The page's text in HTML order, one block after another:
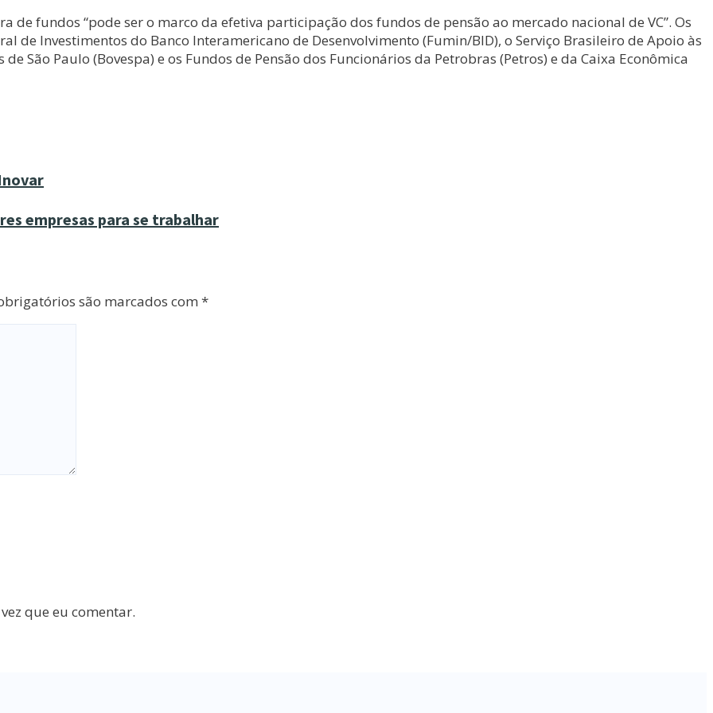
de fundos “pode ser o marco da efetiva participação dos fundos de pensão ao mercado nacional de VC”. Os
Investimentos do Banco Interamericano de Desenvolvimento (Fumin/BID), o Serviço Brasileiro de Apoio às
São Paulo (Bovespa) e os Fundos de Pensão dos Funcionários da Petrobras (Petros) e da Caixa Econômica
empresas para se trabalhar
são marcados com *
que eu comentar.